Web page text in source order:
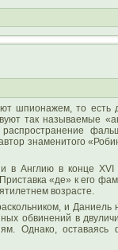
шпионажем, то
так называемые
знаменитого
Англию в конце XVI
«де» к его
возрасте.
и
обвинений в
Однако, оставаясь